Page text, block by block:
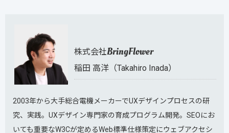
株式会社BringFlower
稲田 高洋（Takahiro Inada）
2003年から大手総合電機メーカーでUXデザインプロセスの研
究、実践。UXデザイン専門家の育成プログラム開発。SEOにお
いても重要なW3Cが定めるWeb標準仕様策定にウェブアクセシ